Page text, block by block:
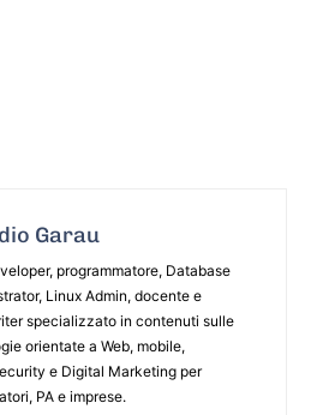
Garau
programmatore, Database
Linux Admin, docente e
specializzato in contenuti sulle
orientate a Web, mobile,
e Digital Marketing per
PA e imprese.